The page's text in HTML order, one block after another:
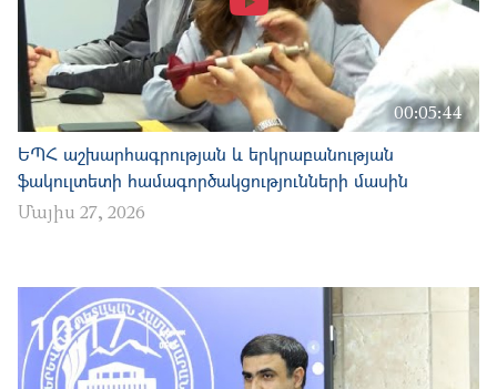
00:05:44
ԵՊՀ աշխարհագրության և երկրաբանության
ֆակուլտետի համագործակցությունների մասին
Մայիս 27, 2026